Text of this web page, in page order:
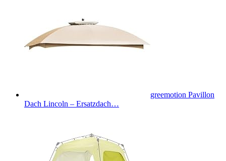
greemotion Pavillon
Dach Lincoln – Ersatzdach…